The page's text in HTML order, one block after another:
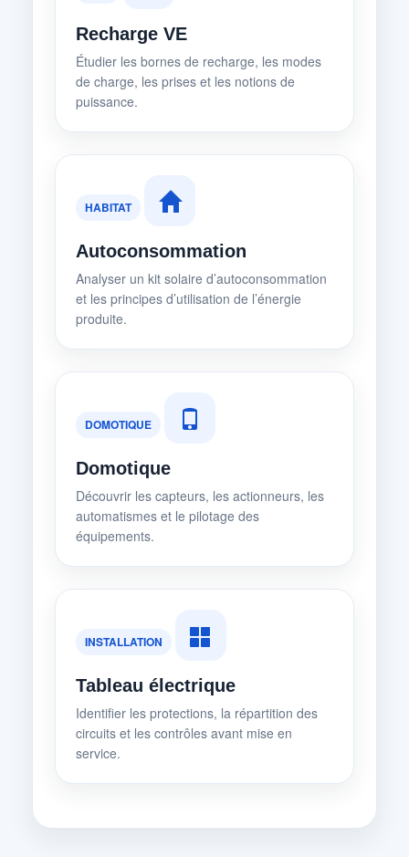
Recharge VE
Étudier les bornes de recharge, les modes
de charge, les prises et les notions de
puissance.
HABITAT
Autoconsommation
Analyser un kit solaire d’autoconsommation
et les principes d’utilisation de l’énergie
produite.
DOMOTIQUE
Domotique
Découvrir les capteurs, les actionneurs, les
automatismes et le pilotage des
équipements.
INSTALLATION
Tableau électrique
Identifier les protections, la répartition des
circuits et les contrôles avant mise en
service.